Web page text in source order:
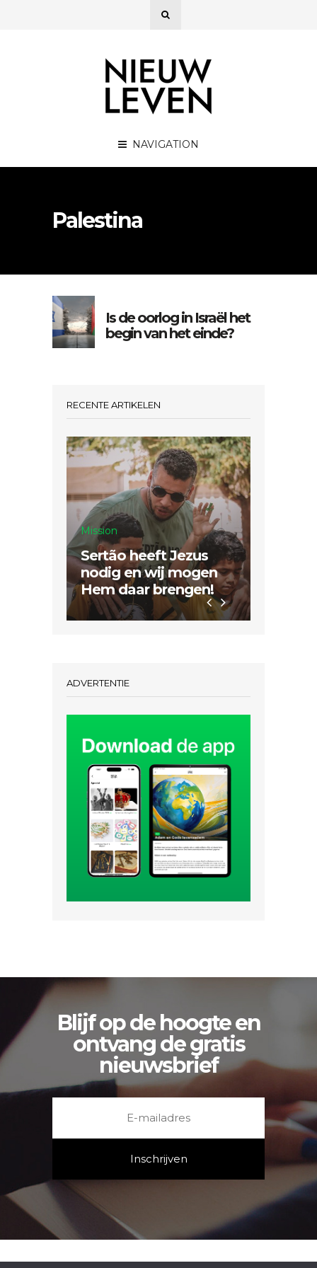
NAVIGATION
Palestina
Is de oorlog in Israël het
begin van het einde?
RECENTE ARTIKELEN
Mission
Sertão heeft Jezus
nodig en wij mogen
Hem daar brengen!
ADVERTENTIE
Blijf op de hoogte en
ontvang de gratis
nieuwsbrief